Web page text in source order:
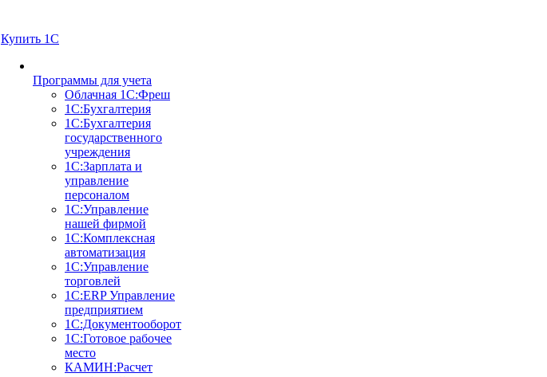
Купить 1С
Программы для учета
Облачная 1С:Фреш
1С:Бухгалтерия
1С:Бухгалтерия
государственного
учреждения
1С:Зарплата и
управление
персоналом
1С:Управление
нашей фирмой
1С:Комплексная
автоматизация
1С:Управление
торговлей
1С:ERP Управление
предприятием
1С:Документооборот
1C:Готовое рабочее
место
КАМИН:Расчет